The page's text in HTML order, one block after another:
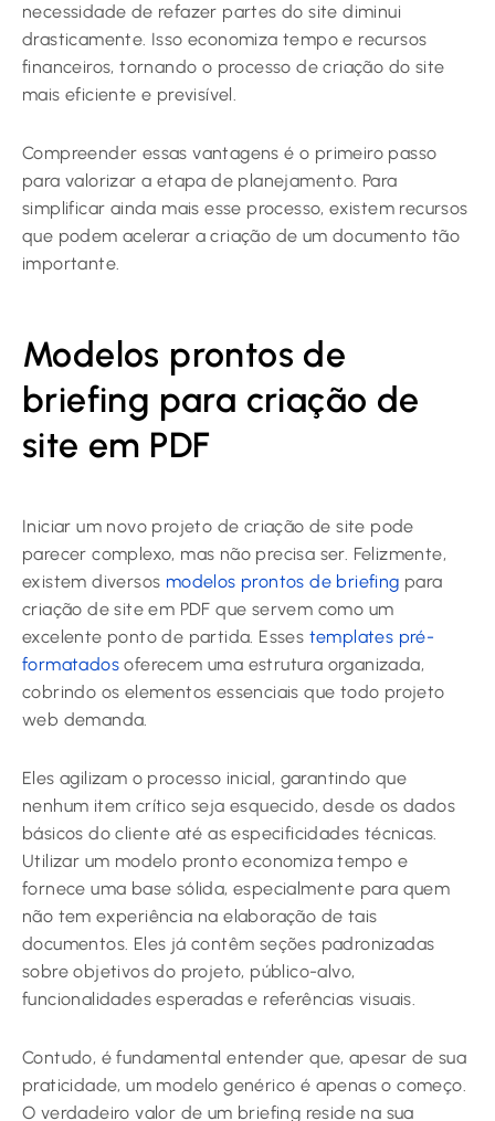
necessidade de refazer partes do site diminui
drasticamente. Isso economiza tempo e recursos
financeiros, tornando o processo de criação do site
mais eficiente e previsível.
Compreender essas vantagens é o primeiro passo
para valorizar a etapa de planejamento. Para
simplificar ainda mais esse processo, existem recursos
que podem acelerar a criação de um documento tão
importante.
Modelos prontos de
briefing para criação de
site em PDF
Iniciar um novo projeto de criação de site pode
parecer complexo, mas não precisa ser. Felizmente,
existem diversos modelos prontos de briefing para
criação de site em PDF que servem como um
excelente ponto de partida. Esses templates pré-
formatados oferecem uma estrutura organizada,
cobrindo os elementos essenciais que todo projeto
web demanda.
Eles agilizam o processo inicial, garantindo que
nenhum item crítico seja esquecido, desde os dados
básicos do cliente até as especificidades técnicas.
Utilizar um modelo pronto economiza tempo e
fornece uma base sólida, especialmente para quem
não tem experiência na elaboração de tais
documentos. Eles já contêm seções padronizadas
sobre objetivos do projeto, público-alvo,
funcionalidades esperadas e referências visuais.
Contudo, é fundamental entender que, apesar de sua
praticidade, um modelo genérico é apenas o começo.
O verdadeiro valor de um briefing reside na sua